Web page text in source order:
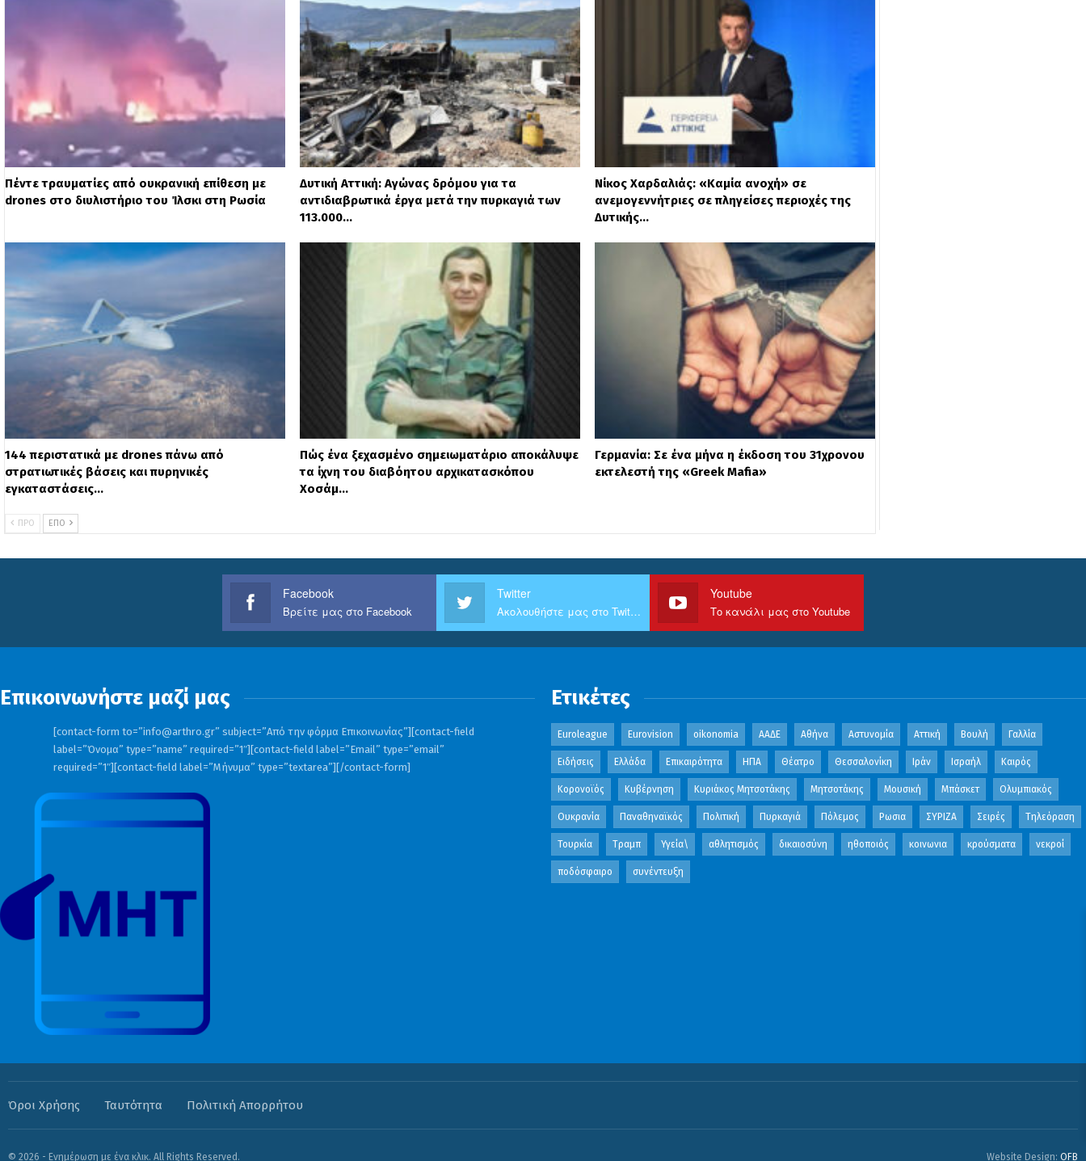
Πέντε τραυματίες από ουκρανική επίθεση με
drones στο διυλιστήριο του Ίλσκι στη Ρωσία
Δυτική Αττική: Αγώνας δρόμου για τα
αντιδιαβρωτικά έργα μετά την πυρκαγιά των
113.000…
Νίκος Χαρδαλιάς: «Καμία ανοχή» σε
ανεμογεννήτριες σε πληγείσες περιοχές της
Δυτικής…
144 περιστατικά με drones πάνω από
στρατιωτικές βάσεις και πυρηνικές
εγκαταστάσεις…
Πώς ένα ξεχασμένο σημειωματάριο αποκάλυψε
τα ίχνη του διαβόητου αρχικατασκόπου
Χοσάμ…
Γερμανία: Σε ένα μήνα η έκδοση του 31χρονου
εκτελεστή της «Greek Mafia»
ΠΡΟ ΕΠΌ
Facebook
Βρείτε μας στο Facebook
Twitter
Ακολουθήστε μας στο Twitter
Youtube
Το κανάλι μας στο Youtube
Επικοινωνήστε μαζί μας
[contact-form to=”info@arthro.gr” subject=”Από την φόρμα Επικοινωνίας”][contact-field
label=”Όνομα” type=”name” required=”1″][contact-field label=”Email” type=”email”
required=”1″][contact-field label=”Μήνυμα” type=”textarea”][/contact-form]
Ετικέτες
Euroleague Eurovision oikonomia ΑΑΔΕ Αθήνα Αστυνομία Αττική Βουλή Γαλλία
Ειδήσεις Ελλάδα Επικαιρότητα ΗΠΑ Θέατρο Θεσσαλονίκη Ιράν Ισραήλ Καιρός
Κορονοϊός Κυβέρνηση Κυριάκος Μητσοτάκης Μητσοτάκης Μουσική Μπάσκετ Ολυμπιακός
Ουκρανία Παναθηναϊκός Πολιτική Πυρκαγιά Πόλεμος Ρωσια ΣΥΡΙΖΑ Σειρές Τηλεόραση
Τουρκία Τραμπ Υγεία\ αθλητισμός δικαιοσύνη ηθοποιός κοινωνια κρούσματα νεκροί
ποδόσφαιρο συνέντευξη
Όροι Χρήσης Ταυτότητα Πολιτική Απορρήτου
© 2026 - Ενημέρωση με ένα κλικ. All Rights Reserved. Website Design: OFB